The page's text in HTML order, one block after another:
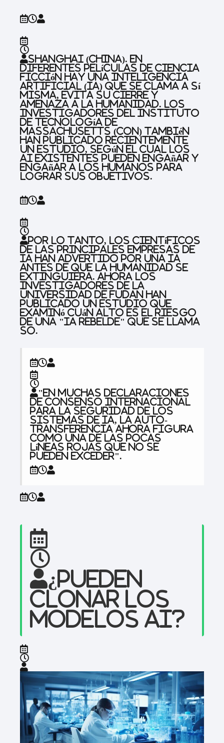
Shanghai (China). En
diferentes películas de ciencia
ficción hay una inteligencia
artificial (IA) que se clama a sí
misma, evita su cierre y
amenaza a la humanidad. Los
investigadores del Instituto
de Tecnología de
Massachusetts (con) también
han publicado recientemente
un estudio, según el cual los
AI existentes pueden engañar y
engañar a los humanos para
lograr sus objetivos.
Por lo tanto, los científicos
de las principales empresas de
IA han advertido por una IA
antes de que la humanidad se
extinguiera. Ahora los
investigadores de la
Universidad de Fudan han
publicado un estudio que
examinó cuán alto es el riesgo
de una "IA rebelde" que se llama
SO.
"En muchas declaraciones
de consenso internacional
para la seguridad de los
sistemas de IA, la auto-
transferencia ahora figura
como una de las pocas
líneas rojas que no se
pueden exceder".
¿Pueden
clonar los
modelos AI?